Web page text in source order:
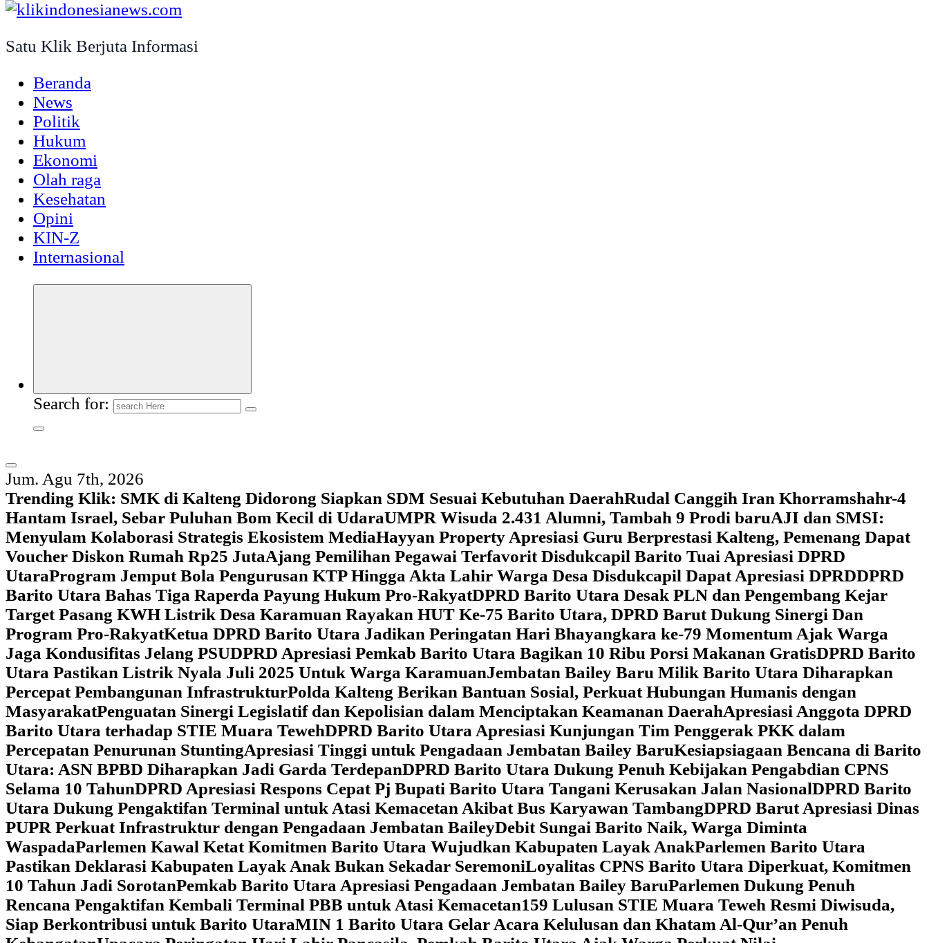
Satu Klik Berjuta Informasi
Beranda
News
Politik
Hukum
Ekonomi
Olah raga
Kesehatan
Opini
KIN-Z
Internasional
Search for:
Jum. Agu 7th, 2026
Trending Klik: SMK di Kalteng Didorong Siapkan SDM Sesuai Kebutuhan DaerahRudal Canggih Iran Khorramshahr-4
Hantam Israel, Sebar Puluhan Bom Kecil di UdaraUMPR Wisuda 2.431 Alumni, Tambah 9 Prodi baruAJI dan SMSI:
Menyulam Kolaborasi Strategis Ekosistem MediaHayyan Property Apresiasi Guru Berprestasi Kalteng, Pemenang Dapat
Voucher Diskon Rumah Rp25 JutaAjang Pemilihan Pegawai Terfavorit Disdukcapil Barito Tuai Apresiasi DPRD
UtaraProgram Jemput Bola Pengurusan KTP Hingga Akta Lahir Warga Desa Disdukcapil Dapat Apresiasi DPRDDPRD
Barito Utara Bahas Tiga Raperda Payung Hukum Pro-RakyatDPRD Barito Utara Desak PLN dan Pengembang Kejar
Target Pasang KWH Listrik Desa Karamuan Rayakan HUT Ke-75 Barito Utara, DPRD Barut Dukung Sinergi Dan
Program Pro-RakyatKetua DPRD Barito Utara Jadikan Peringatan Hari Bhayangkara ke-79 Momentum Ajak Warga
Jaga Kondusifitas Jelang PSUDPRD Apresiasi Pemkab Barito Utara Bagikan 10 Ribu Porsi Makanan GratisDPRD Barito
Utara Pastikan Listrik Nyala Juli 2025 Untuk Warga KaramuanJembatan Bailey Baru Milik Barito Utara Diharapkan
Percepat Pembangunan InfrastrukturPolda Kalteng Berikan Bantuan Sosial, Perkuat Hubungan Humanis dengan
MasyarakatPenguatan Sinergi Legislatif dan Kepolisian dalam Menciptakan Keamanan DaerahApresiasi Anggota DPRD
Barito Utara terhadap STIE Muara TewehDPRD Barito Utara Apresiasi Kunjungan Tim Penggerak PKK dalam
Percepatan Penurunan StuntingApresiasi Tinggi untuk Pengadaan Jembatan Bailey BaruKesiapsiagaan Bencana di Barito
Utara: ASN BPBD Diharapkan Jadi Garda TerdepanDPRD Barito Utara Dukung Penuh Kebijakan Pengabdian CPNS
Selama 10 TahunDPRD Apresiasi Respons Cepat Pj Bupati Barito Utara Tangani Kerusakan Jalan NasionalDPRD Barito
Utara Dukung Pengaktifan Terminal untuk Atasi Kemacetan Akibat Bus Karyawan TambangDPRD Barut Apresiasi Dinas
PUPR Perkuat Infrastruktur dengan Pengadaan Jembatan BaileyDebit Sungai Barito Naik, Warga Diminta
WaspadaParlemen Kawal Ketat Komitmen Barito Utara Wujudkan Kabupaten Layak AnakParlemen Barito Utara
Pastikan Deklarasi Kabupaten Layak Anak Bukan Sekadar SeremoniLoyalitas CPNS Barito Utara Diperkuat, Komitmen
10 Tahun Jadi SorotanPemkab Barito Utara Apresiasi Pengadaan Jembatan Bailey BaruParlemen Dukung Penuh
Rencana Pengaktifan Kembali Terminal PBB untuk Atasi Kemacetan159 Lulusan STIE Muara Teweh Resmi Diwisuda,
Siap Berkontribusi untuk Barito UtaraMIN 1 Barito Utara Gelar Acara Kelulusan dan Khatam Al-Qur’an Penuh